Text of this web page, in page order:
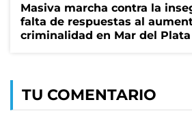
Masiva marcha contra la
falta de respuestas al
criminalidad en Mar del Plata
TU COMENTARIO